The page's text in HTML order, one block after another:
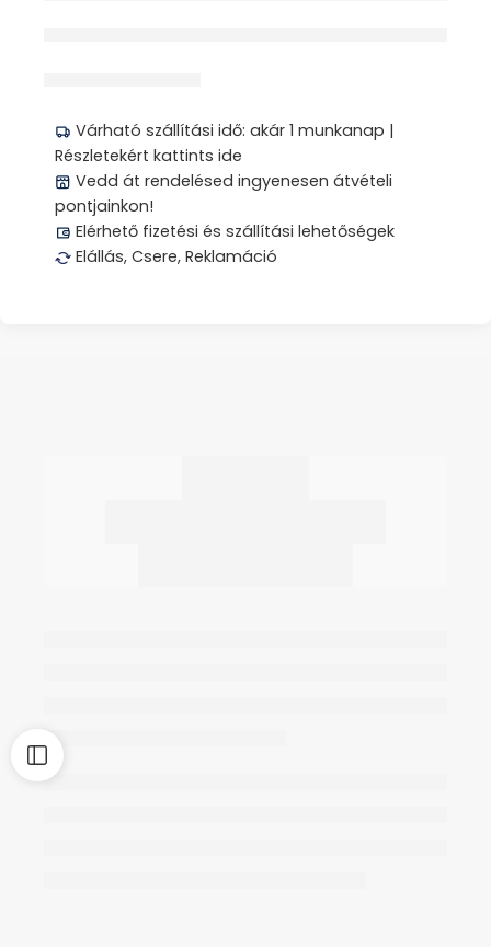
Várható szállítási idő: akár 1 munkanap |
Részletekért kattints ide
Vedd át rendelésed ingyenesen átvételi
pontjainkon!
Elérhető fizetési és szállítási lehetőségek
Elállás, Csere, Reklamáció